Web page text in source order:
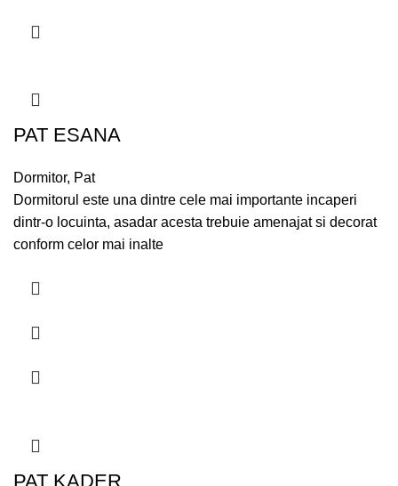
PAT ESANA
Dormitor, Pat
Dormitorul este una dintre cele mai importante incaperi
dintr-o locuinta, asadar acesta trebuie amenajat si decorat
conform celor mai inalte
PAT KADER